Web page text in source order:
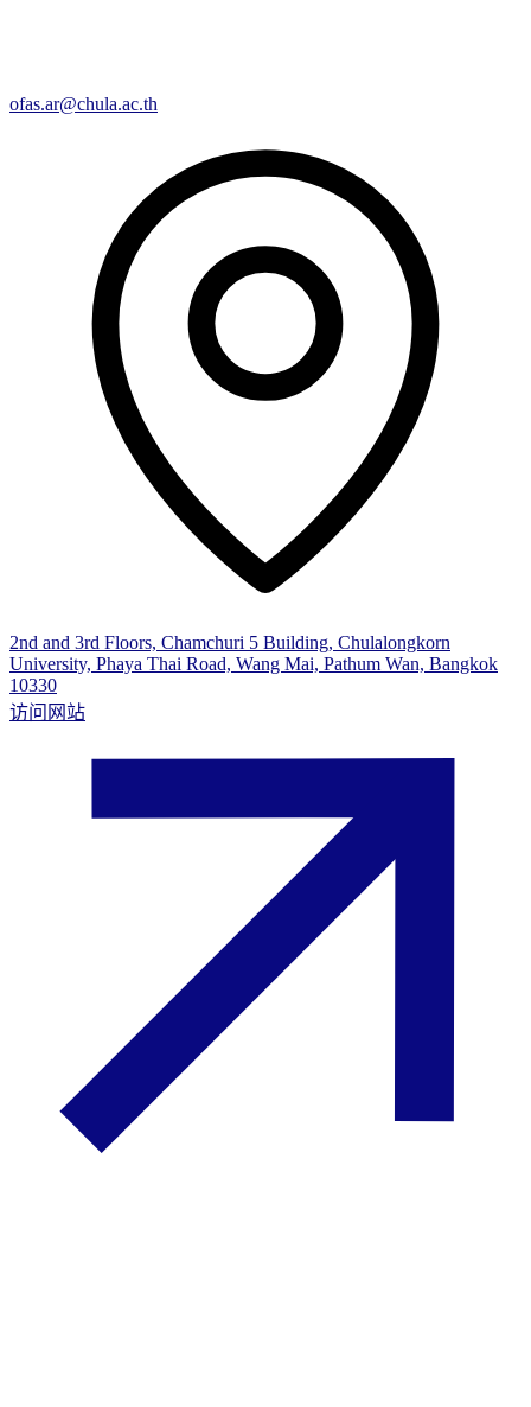
ofas.ar@chula.ac.th
2nd and 3rd Floors, Chamchuri 5 Building, Chulalongkorn
University, Phaya Thai Road, Wang Mai, Pathum Wan, Bangkok
10330
访问网站